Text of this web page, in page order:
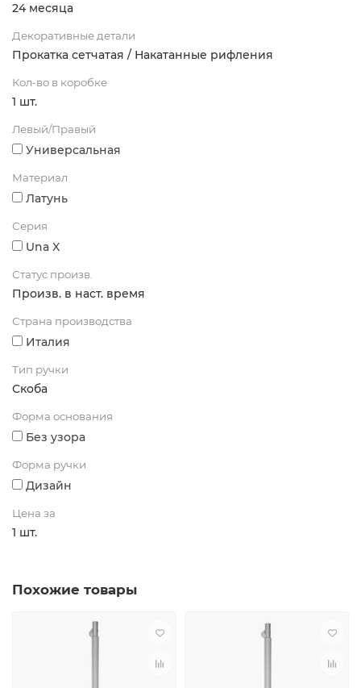
24 месяца
Декоративные детали
Прокатка сетчатая / Накатанные рифления
Кол-во в коробке
1 шт.
Левый/Правый
Универсальная
Материал
Латунь
Серия
Una X
Статус произв.
Произв. в наст. время
Страна производства
Италия
Тип ручки
Скоба
Форма основания
Без узора
Форма ручки
Дизайн
Цена за
1 шт.
Похожие товары